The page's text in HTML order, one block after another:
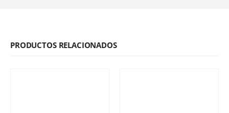
PRODUCTOS RELACIONADOS